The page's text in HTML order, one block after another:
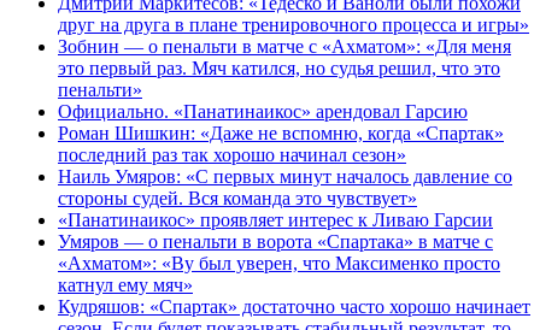
друг на друга в плане тренировочного процесса и игры»
Зобнин — о пенальти в матче с «Ахматом»: «Для меня
это первый раз. Мяч катился, но судья решил, что это
пенальти»
Официально. «Панатинаикос» арендовал Гарсию
Роман Шишкин: «Даже не вспомню, когда «Спартак»
последний раз так хорошо начинал сезон»
Наиль Умяров: «С первых минут началось давление со
стороны судей. Вся команда это чувствует»
«Панатинаикос» проявляет интерес к Ливаю Гарсии
Умяров — о пенальти в ворота «Спартака» в матче с
«Ахматом»: «Ву был уверен, что Максименко просто
катнул ему мяч»
Кудряшов: «Спартак» достаточно часто хорошо начинает